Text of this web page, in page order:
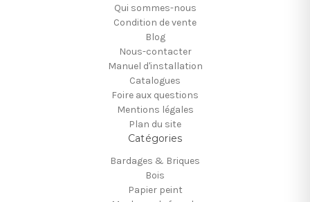
Qui sommes-nous
Condition de vente
Blog
Nous-contacter
Manuel d'installation
Catalogues
Foire aux questions
Mentions légales
Plan du site
Catégories
Bardages & Briques
Bois
Papier peint